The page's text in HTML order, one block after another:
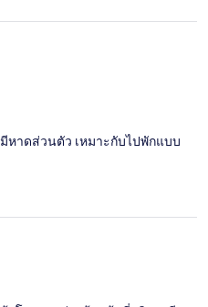
หาดส่วนตัว เหมาะกับไปพักแบบ